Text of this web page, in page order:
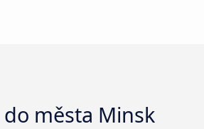
města Minsk